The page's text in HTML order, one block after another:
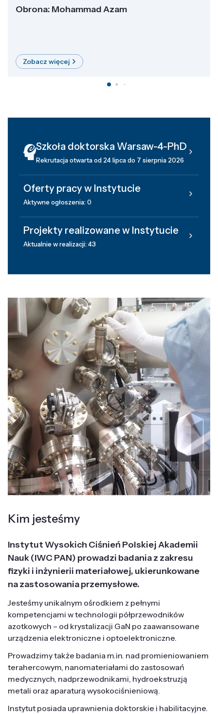
Obrona: Mohammad Azam
Zobacz więcej
Szkoła doktorska Warsaw-4-PhD
Rekrutacja otwarta od 24 lipca do 7 sierpnia 2026
Oferty pracy w Instytucie
Aktywne ogłoszenia: 0
Projekty realizowane w Instytucie
Aktualnie w realizacji: 43
Kim jesteśmy
Instytut Wysokich Ciśnień Polskiej Akademii
Nauk (IWC PAN) prowadzi badania z zakresu
fizyki i inżynierii materiałowej, ukierunkowane
na zastosowania przemysłowe.
Jesteśmy unikalnym ośrodkiem z pełnymi
kompetencjami w technologii półprzewodników
azotkowych – od krystalizacji GaN po zaawansowane
urządzenia elektroniczne i optoelektroniczne.
Prowadzimy także badania m.in. nad promieniowaniem
terahercowym, nanomateriałami do zastosowań
medycznych, nadprzewodnikami, hydroekstruzją
metali oraz aparaturą wysokociśnieniową.
Instytut posiada uprawnienia doktorskie i habilitacyjne.